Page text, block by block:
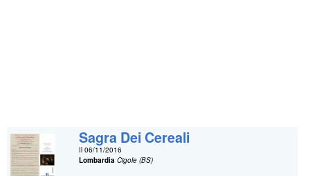
Sagra Dei Cereali
Il 06/11/2016
Lombardia Cigole (BS)